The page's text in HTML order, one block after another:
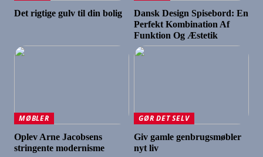
Det rigtige gulv til din bolig
Dansk Design Spisebord: En
Perfekt Kombination Af
Funktion Og Æstetik
MØBLER
Oplev Arne Jacobsens
stringente modernisme
GØR DET SELV
Giv gamle genbrugsmøbler
nyt liv